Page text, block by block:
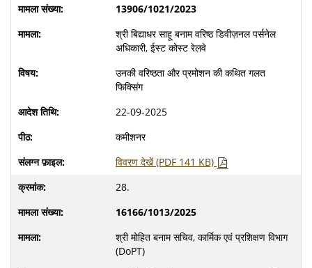
13906/1021/2023
श्री बिद्याधर साहू बनाम वरिष्ठ डिवीज़नल पर्सनेल
अधिकारी, ईस्ट कोस्ट रेलवे
उनकी वरिष्ठता और प्रमोशन की कथित गलत
फिक्सिंग
22-09-2025
कमीशनर
विवरण देखें (PDF 141 KB)
28.
16166/1013/2025
श्री मोहित बनाम सचिव, कार्मिक एवं प्रशिक्षण विभाग
(DoPT)